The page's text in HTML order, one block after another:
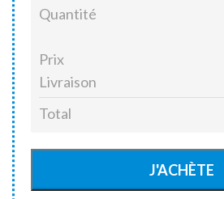
Quantité
Prix
Livraison
Total